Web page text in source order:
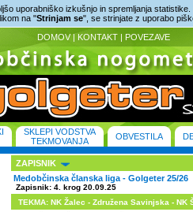
uporabniško izkušnjo in spremljanja statistike.
na "Strinjam se", se strinjate z uporabo
DOMOV | KONTAKT | POVEZAVE
SKLEPI VODSTVA
TEKMOVANJA
OBVESTILA
ZAPISNIK
Medobčinska članska liga - Golgeter 25/26
Zapisnik: 4. krog 20.09.25
TEKMA: NK Žalec - Združena Savinjska - NK